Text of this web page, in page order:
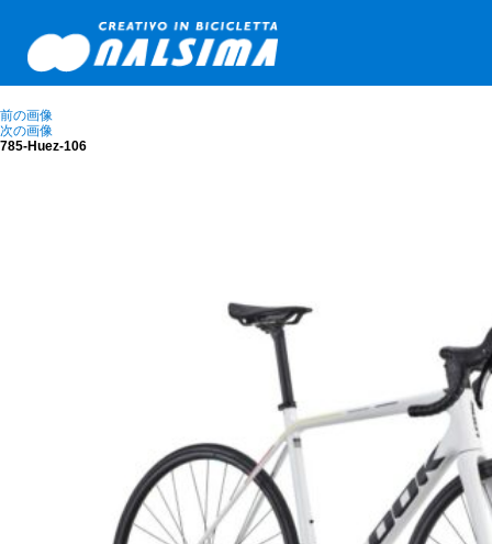
前の画像
次の画像
785-Huez-106